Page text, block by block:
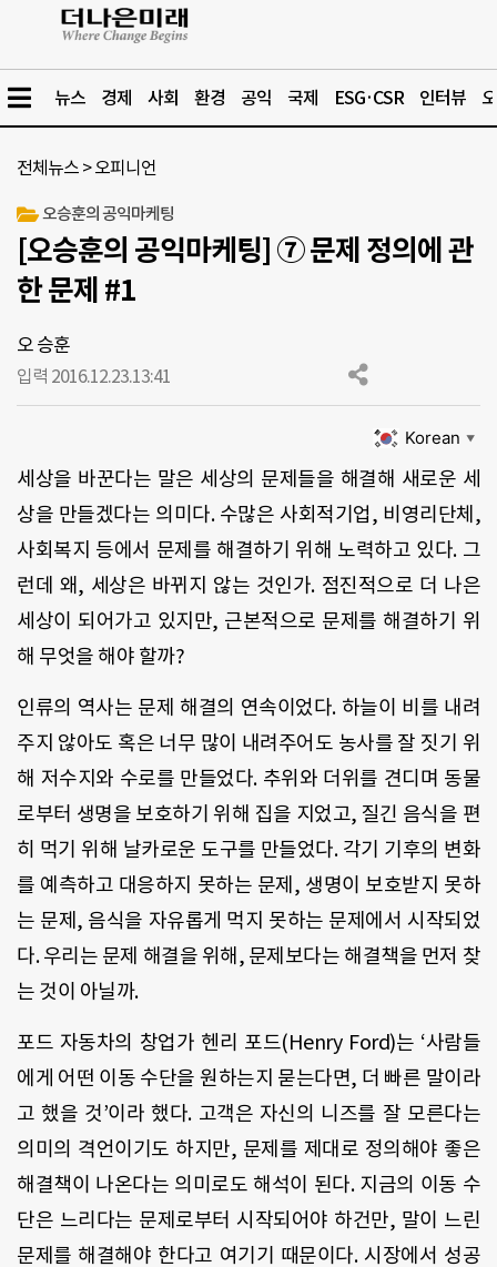
뉴스 경제 사회 환경 공익 국제 ESG·CSR 인터뷰
전체뉴스 >오피니언
오승훈의 공익마케팅
[오승훈의 공익마케팅] ⑦ 문제 정의에 관
한 문제 #1
오 승훈
입력 2016.12.23.13:41
Korean ▼
세상을 바꾼다는 말은 세상의 문제들을 해결해 새로운 세
상을 만들겠다는 의미다. 수많은 사회적기업, 비영리단체 ,
사회복지 등에서 문제를 해결하기 위해 노력하고 있다. 그
런데 왜, 세상은 바뀌지 않는 것인가. 점진적으로 더 나은
세상이 되어가고 있지만, 근본적으로 문제를 해결하기 위
해 무엇을 해야 할까?
인류의 역사는 문제 해결의 연속이었다. 하늘이 비를 내려
주지 않아도 혹은 너무 많이 내려주어도 농사를 잘 짓기 위
해 저수지와 수로를 만들었다. 추위와 더위를 견디며 동물
로부터 생명을 보호하기 위해 집을 지었고, 질긴 음식을 편
히 먹기 위해 날카로운 도구를 만들었다. 각기 기후의 변화
를 예측하고 대응하지 못하는 문제 , 생명이 보호받지 못하
는 문제 , 음식을 자유롭게 먹지 못하는 문제에서 시작되었
다.우리는 문제 해결을위해 , 문제보다는 해결책을 먼저 찾
는 것이 아닐까.
포드 자동차의 창업가 헨리 포드(Henry Ford)는 ‘사람들
에게 어떤 이동 수단을 원하는지 묻는다면, 더 빠른 말이라
고 했을 것’이라 했다. 고객은 자신의 니즈를 잘 모른다는
의미의 격언이기도 하지만, 문제를 제대로 정의해야 좋은
해결책이 나온다는 의미로도 해석이 된다. 지금의 이동 수
단은 느리다는 문제로부터 시작되어야 하건만, 말이 느린
문제를 해결해야 한다고 여기기 때문이다.시장에서 성공